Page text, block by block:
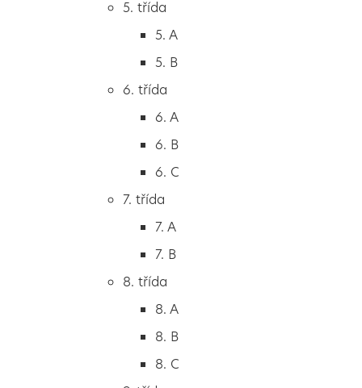
2. B
3. A
4. A
5. A
5. třída
5. A
5. B
6. třída
6. A
6. B
6. C
7. třída
7. A
7. B
8. třída
8. A
8. B
8. C